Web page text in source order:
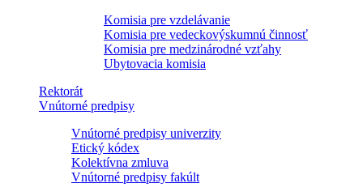
Komisia pre vzdelávanie
Komisia pre vedeckovýskumnú činnosť
Komisia pre medzinárodné vzťahy
Ubytovacia komisia
Rektorát
Vnútorné predpisy
Vnútorné predpisy univerzity
Etický kódex
Kolektívna zmluva
Vnútorné predpisy fakúlt